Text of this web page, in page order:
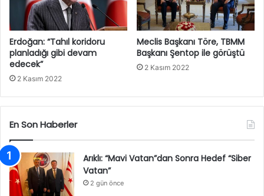
Erdoğan: “Tahıl koridoru
planladığı gibi devam
edecek”
2 Kasım 2022
Meclis Başkanı Töre, TBMM
Başkanı Şentop ile görüştü
2 Kasım 2022
En Son Haberler
Arıklı: “Mavi Vatan”dan Sonra Hedef “Siber
Vatan”
2 gün önce